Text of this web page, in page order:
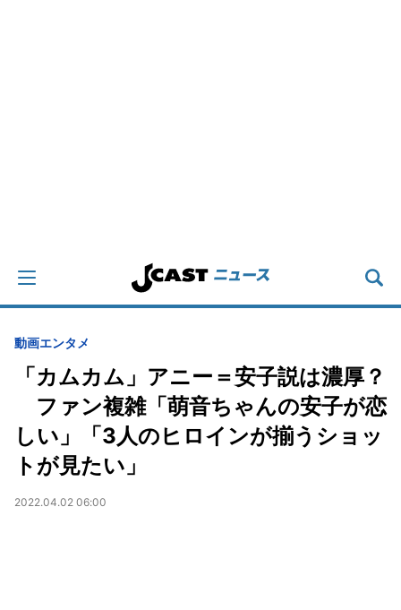
動画エンタメ
「カムカム」アニー＝安子説は濃厚？
ファン複雑「萌音ちゃんの安子が恋
しい」「3人のヒロインが揃うショッ
トが見たい」
2022.04.02 06:00